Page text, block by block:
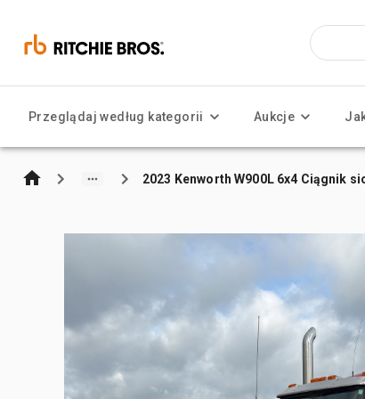
Przeglądaj według kategorii Aukcje
2023 Kenworth W900L 6x4 Ciągnik